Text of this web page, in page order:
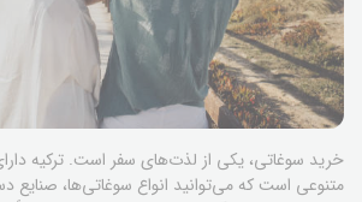
خرید سوغاتی، یکی از لذت‌های سفر است. ترکیه
متنوعی است که می‌توانید انواع سوغاتی‌ها، صنایع